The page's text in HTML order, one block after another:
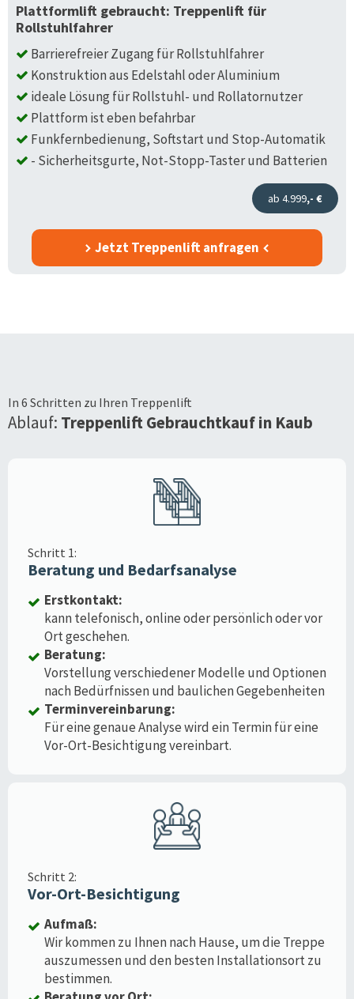
Plattformlift gebraucht: Treppenlift für
Rollstuhlfahrer
Barrierefreier Zugang für Rollstuhlfahrer
Konstruktion aus Edelstahl oder Aluminium
ideale Lösung für Rollstuhl- und Rollatornutzer
Plattform ist eben befahrbar
Funkfernbedienung, Softstart und Stop-Automatik
- Sicherheitsgurte, Not-Stopp-Taster und Batterien
ab 4.999,- €
Jetzt Treppenlift anfragen
In 6 Schritten zu Ihren Treppenlift
Ablauf: Treppenlift Gebrauchtkauf in Kaub
Schritt 1:
Beratung und Bedarfsanalyse
Erstkontakt:
kann telefonisch, online oder persönlich oder vor
Ort geschehen.
Beratung:
Vorstellung verschiedener Modelle und Optionen
nach Bedürfnissen und baulichen Gegebenheiten
Terminvereinbarung:
Für eine genaue Analyse wird ein Termin für eine
Vor-Ort-Besichtigung vereinbart.
Schritt 2:
Vor-Ort-Besichtigung
Aufmaß:
Wir kommen zu Ihnen nach Hause, um die Treppe
auszumessen und den besten Installationsort zu
bestimmen.